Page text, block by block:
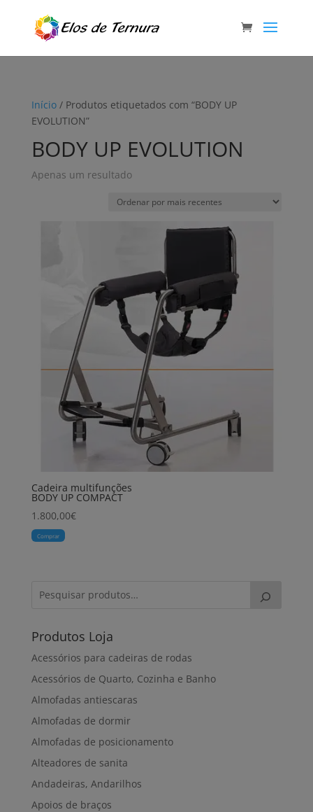
Início/ Produtos etiquetados com “BODY UP
EVOLUTION”
BODY UP EVOLUTION
Apenas um resultado
Cadeira multifunções
BODY UP COMPACT
1.800,00€
Comprar
Produtos Loja
Acessórios para cadeiras de rodas
Acessórios de Quarto, Cozinha e Banho
Almofadas antiescaras
Almofadas de dormir
Almofadas de posicionamento
Alteadores de sanita
Andadeiras, Andarilhos
Apoios de braços